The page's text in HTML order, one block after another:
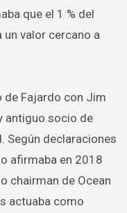
que el 1 % del
valor cercano a
de Fajardo con Jim
antiguo socio de
Según declaraciones
afirmaba en 2018
chairman de Ocean
actuaba como